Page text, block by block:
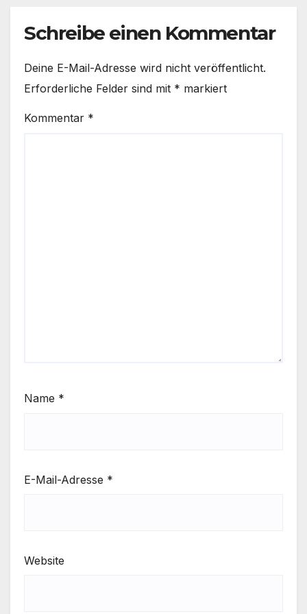
Schreibe einen Kommentar
Deine E-Mail-Adresse wird nicht veröffentlicht.
Erforderliche Felder sind mit * markiert
Kommentar *
Name *
E-Mail-Adresse *
Website